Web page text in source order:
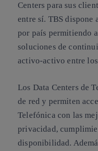
Centers para sus
entre sí. TBS dispone
por país permitiendo
soluciones de
activo-activo entre
Los Data Centers de
de red y permiten
Telefónica con las
privacidad,
disponibilidad.